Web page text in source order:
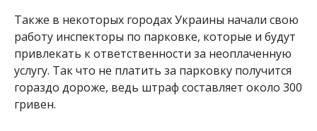
Также в некоторых городах Украины начали свою
работу инспекторы по парковке, которые и будут
привлекать к ответственности за неоплаченную
услугу. Так что не платить за парковку получится
гораздо дороже, ведь штраф составляет около 300
гривен.